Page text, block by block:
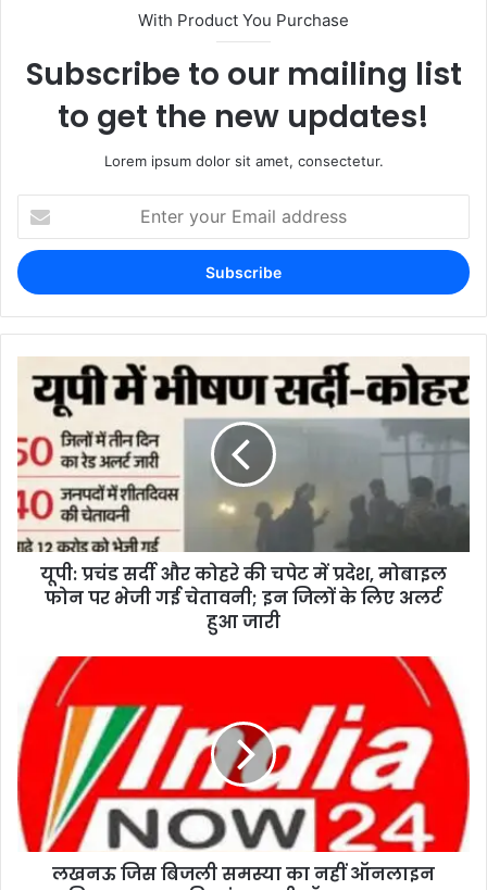
With Product You Purchase
Subscribe to our mailing list
to get the new updates!
Lorem ipsum dolor sit amet, consectetur.
यूपी: प्रचंड सर्दी और कोहरे की चपेट में प्रदेश, मोबाइल
फोन पर भेजी गई चेतावनी; इन जिलों के लिए अलर्ट
हुआ जारी
लखनऊ जिस बिजली समस्या का नहीं ऑनलाइन